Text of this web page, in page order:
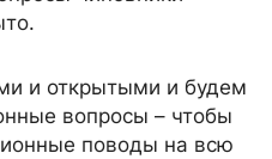
и открытыми и будем
вопросы – чтобы
поводы на всю